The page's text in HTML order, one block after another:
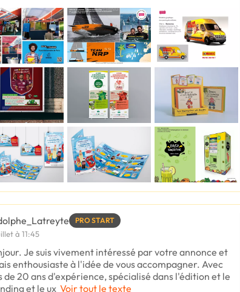
PRO START
à 11:45
Je suis vivement intéressé par votre annonce et
enthousiaste à l'idée de vous accompagner. Avec
de 20 ans d'expérience, spécialisé dans l'édition et le
et le ux Voir tout le texte